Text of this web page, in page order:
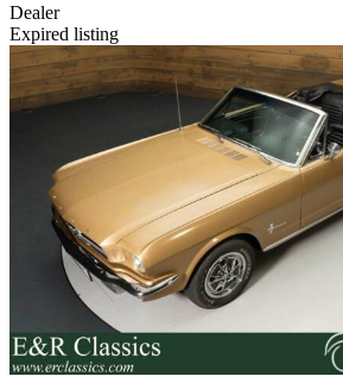
Dealer
Expired listing